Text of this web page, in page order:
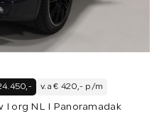
v.a € 420,- p/m
I org NL I Panoramadak